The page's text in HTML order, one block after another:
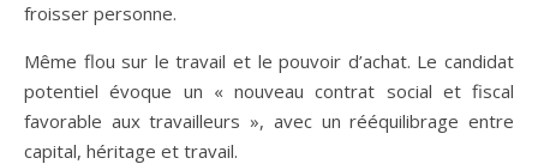
froisser personne.
Même flou sur le travail et le pouvoir d’achat. Le candidat
potentiel évoque un « nouveau contrat social et fiscal
favorable aux travailleurs », avec un rééquilibrage entre
capital, héritage et travail.